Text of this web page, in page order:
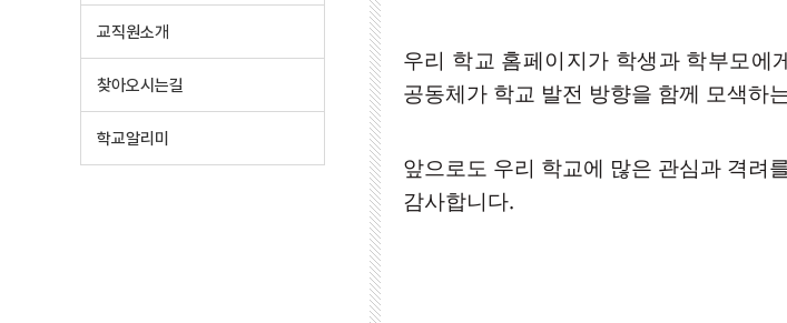
교직원소개
찾아오시는길
학교알리미
우리 학교 홈페이지가 학생과 학부모에
공동체가 학교 발전 방향을 함께 모색하
앞으로도 우리 학교에 많은 관심과 격려
감사합니다.